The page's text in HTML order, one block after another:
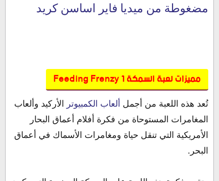
مضغوطة من ميديا فاير اساسن كريد
مميزات لعبة السمكة 1 Feeding Frenzy
تُعد هذه اللعبة من أجمل ألعاب الكمبيوتر الأركيد وألعاب
المغامرات المستوحاة من فكرة أفلام أعماق البحار
الأمريكية التي تنقل حياة ومغامرات الأسماك في أعماق
البحر.